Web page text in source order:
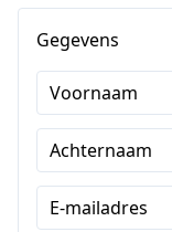
Gegevens
Voornaam
Achternaam
E-mailadres